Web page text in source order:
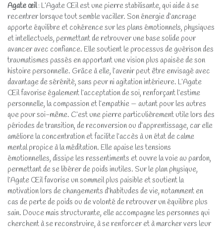
Agate œil: L’Agate Œil est une pierre stabilisante, qui aide à se
recentrer lorsque tout semble vaciller. Son énergie d’ancrage
apporte équilibre et cohérence sur les plans émotionnels, physiques
et intellectuels, permettant de retrouver une base solide pour
avancer avec confiance. Elle soutient le processus de guérison des
traumatismes passés en apportant une vision plus apaisée de son
histoire personnelle. Grâce à elle, l’avenir peut être envisagé avec
davantage de sérénité, sans peur ni agitation intérieure. L’Agate
Œil favorise également l’acceptation de soi, renforçant l’estime
personnelle, la compassion et l’empathie — autant pour les autres
que pour soi-même. C’est une pierre particulièrement utile lors des
périodes de transition, de reconversion ou d’apprentissage, car elle
améliore la concentration et facilite l’accès à un état de calme
mental propice à la méditation. Elle apaise les tensions
émotionnelles, dissipe les ressentiments et ouvre la voie au pardon,
permettant de se libérer de poids inutiles. Sur le plan physique,
l’Agate Œil favorise un sommeil plus paisible et soutient la
motivation lors de changements d’habitudes de vie, notamment en
cas de perte de poids ou de volonté de retrouver un équilibre plus
sain. Douce mais structurante, elle accompagne les personnes qui
cherchent à se reconstruire, à se renforcer et à marcher vers leur